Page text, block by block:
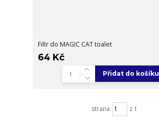
Filtr do MAGIC CAT toalet
64 Kč
Přidat do košíku
strana z 1